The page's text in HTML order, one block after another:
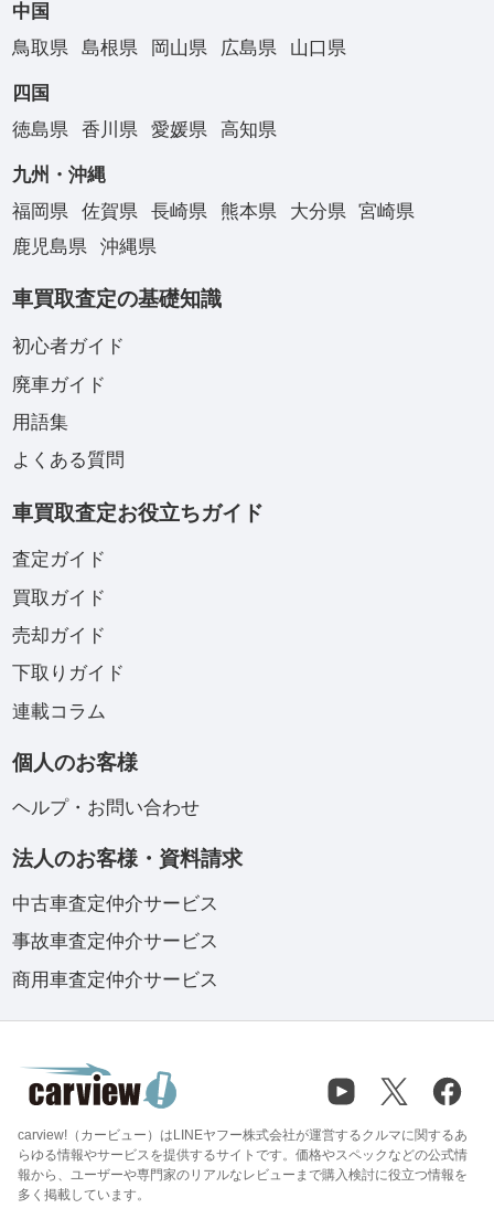
中国
鳥取県
島根県 岡山県 広島県 山口県
四国
徳島県
香川県 愛媛県 高知県
九州・沖縄
福岡県
佐賀県 長崎県 熊本県 大分県
宮崎県
鹿児島県
沖縄県
車買取査定の基礎知識
初心者ガイド
廃車ガイド
用語集
よくある質問
車買取査定お役立ちガイド
査定ガイド
買取ガイド
売却ガイド
下取りガイド
連載コラム
個人のお客様
ヘルプ・お問い合わせ
法人のお客様・資料請求
中古車査定仲介サービス
事故車査定仲介サービス
商用車査定仲介サービス
carview!（カービュー）はLINEヤフー株式会社が運営するクルマに関するあ
らゆる情報やサービスを提供するサイトです。価格やスペックなどの公式情
報から、ユーザーや専門家のリアルなレビューまで購入検討に役立つ情報を
多く掲載しています。